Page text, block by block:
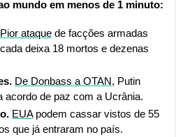
mundo em menos de 1 minuto:
Pior ataque de facções armadas
deixa 18 mortos e dezenas
De Donbass a OTAN, Putin
acordo de paz com a Ucrânia.
EUA podem cassar vistos de 55
que já entraram no país.